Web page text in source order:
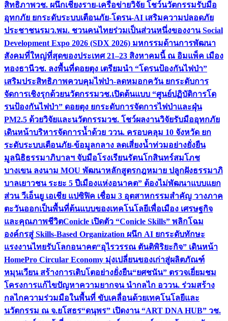
สิทธิภาพวช. ผนึกเชียงราย-เครือข่ายวิจัย โชว์นวัตกรรมรับมือ
อุทกภัย ยกระดับระบบเตือนภัย-โดรน-AI เสริมความปลอดภัย
ประชาชนรมว.พม. ชวนคนไทยร่วมเป็นส่วนหนึ่งของงาน Social
Development Expo 2026 (SDX 2026) มหกรรมด้านการพัฒนา
สังคมที่ใหญ่ที่สุดของประเทศ 21–23 สิงหาคมนี้ ณ อิมแพ็ค เมือง
ทองธานีวช. ลงพื้นที่ดอยตุง เตรียมนำ “โดรนป้องกันไฟป่า”
เสริมประสิทธิภาพควบคุมไฟป่า-ลดหมอกควัน ยกระดับการ
จัดการเชิงรุกด้วยนวัตกรรมวช.เปิดต้นแบบ “ศูนย์ปฏิบัติการโด
รนป้องกันไฟป่า” ดอยตุง ยกระดับการจัดการไฟป่าและฝุ่น
PM2.5 ด้วยวิจัยและนวัตกรรมวช. โชว์ผลงานวิจัยรับมืออุทกภัย
เดินหน้าบริหารจัดการน้ำด้วย ววน. ครอบคลุม 10 จังหวัด ยก
ระดับระบบเตือนภัย-ข้อมูลกลาง ลดเสี่ยงน้ำท่วมอย่างยั่งยืน
มูลนิธิธรรมาภิบาลฯ จับมือโรงเรียนรัตนโกสินทร์สมโภช
บางเขน ลงนาม MOU พัฒนาหลักสูตรกฎหมาย ปลูกฝังธรรมาภิ
บาลเยาวชน ระยะ 5 ปีเมืองแห่งอนาคต” ต้องไม่พัฒนาแบบแยก
ส่วน วีเอ็นยู เอเชีย แปซิฟิค เชื่อม 3 อุตสาหกรรมสำคัญ วางภาค
ตะวันออกเป็นพื้นที่ต้นแบบของเทคโนโลยีเพื่อเมือง เศรษฐกิจ
และคุณภาพชีวิตConicle เปิดตัว “Conicle Skills” พลิกโฉม
องค์กรสู่ Skills-Based Organization ผนึก AI ยกระดับทักษะ
แรงงานไทยรับโลกอนาคต“อุไรวรรณ ตันติพิริยะกิจ” เดินหน้า
HomePro Circular Economy มุ่งเปลี่ยนของเก่าสู่ผลิตภัณฑ์
หมุนเวียน สร้างการเติบโตอย่างยั่งยืน“ยศชนัน” ตรวจเยี่ยมชม
โครงการแก้ไขปัญหาความยากจน นำกลไก อววน. ร่วมสร้าง
กลไกความร่วมมือในพื้นที่ ขับเคลื่อนด้วยเทคโนโลยีและ
นวัตกรรม ณ จ.ยโสธร“ดนุพร” เปิดงาน “ART DNA HUB” วช.